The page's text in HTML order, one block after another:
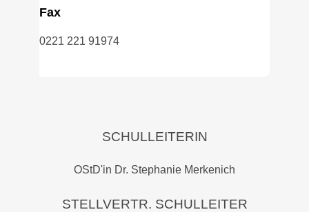
Fax
0221 221 91974
SCHULLEITERIN
OStD'in Dr. Stephanie Merkenich
STELLVERTR. SCHULLEITER